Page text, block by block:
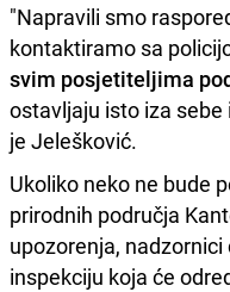
"Napravili smo
kontaktiramo sa
svim posjetiteljima
ostavljaju isto iza sebe
je Jelešković.
Ukoliko neko ne bude
prirodnih područja
upozorenja,
inspekciju koja će